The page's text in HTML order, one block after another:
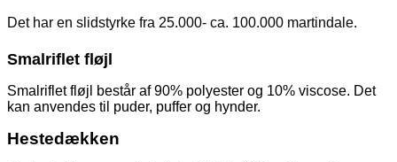
Det har en slidstyrke fra 25.000- ca. 100.000 martindale.
Smalriflet fløjl
Smalriflet fløjl består af 90% polyester og 10% viscose. Det
kan anvendes til puder, puffer og hynder.
Hestedækken